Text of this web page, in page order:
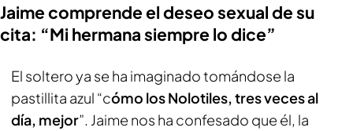
Jaime comprende el deseo sexual de su
cita: “Mi hermana siempre lo dice”
El soltero ya se ha imaginado tomándose la
pastillita azul “cómo los Nolotiles, tres veces al
día, mejor”. Jaime nos ha confesado que él, la